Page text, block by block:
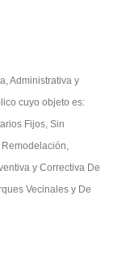
Administrativa y
cuyo objeto es:
Fijos, Sin
y Correctiva De
Vecinales y De